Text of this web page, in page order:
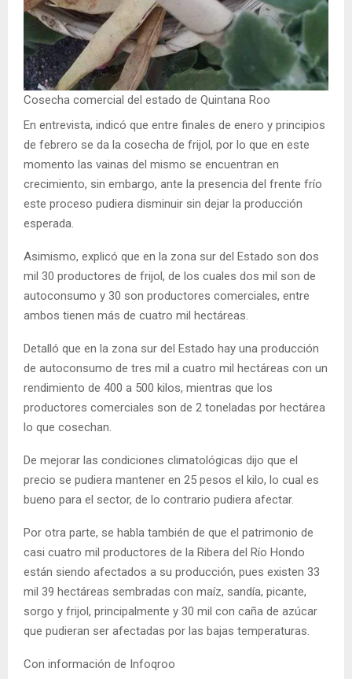
Cosecha comercial del estado de Quintana Roo
En entrevista, indicó que entre finales de enero y principios
de febrero se da la cosecha de frijol, por lo que en este
momento las vainas del mismo se encuentran en
crecimiento, sin embargo, ante la presencia del frente frío
este proceso pudiera disminuir sin dejar la producción
esperada.
Asimismo, explicó que en la zona sur del Estado son dos
mil 30 productores de frijol, de los cuales dos mil son de
autoconsumo y 30 son productores comerciales, entre
ambos tienen más de cuatro mil hectáreas.
Detalló que en la zona sur del Estado hay una producción
de autoconsumo de tres mil a cuatro mil hectáreas con un
rendimiento de 400 a 500 kilos, mientras que los
productores comerciales son de 2 toneladas por hectárea
lo que cosechan.
De mejorar las condiciones climatológicas dijo que el
precio se pudiera mantener en 25 pesos el kilo, lo cual es
bueno para el sector, de lo contrario pudiera afectar.
Por otra parte, se habla también de que el patrimonio de
casi cuatro mil productores de la Ribera del Río Hondo
están siendo afectados a su producción, pues existen 33
mil 39 hectáreas sembradas con maíz, sandía, picante,
sorgo y frijol, principalmente y 30 mil con caña de azúcar
que pudieran ser afectadas por las bajas temperaturas.
Con información de Infoqroo